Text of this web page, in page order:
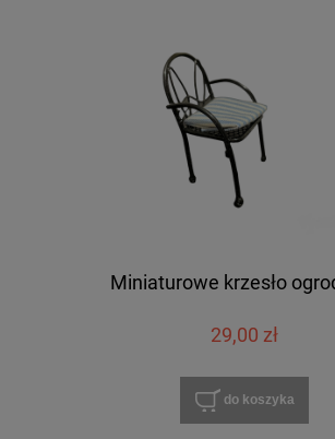
Miniaturowe krzesło
29,00 zł
do koszyka